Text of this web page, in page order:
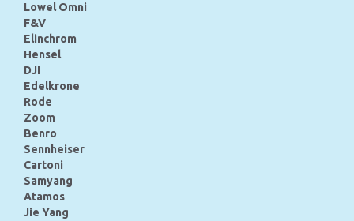
Lowel Omni
F&V
Elinchrom
Hensel
DJI
Edelkrone
Rode
Zoom
Benro
Sennheiser
Cartoni
Samyang
Atamos
Jie Yang